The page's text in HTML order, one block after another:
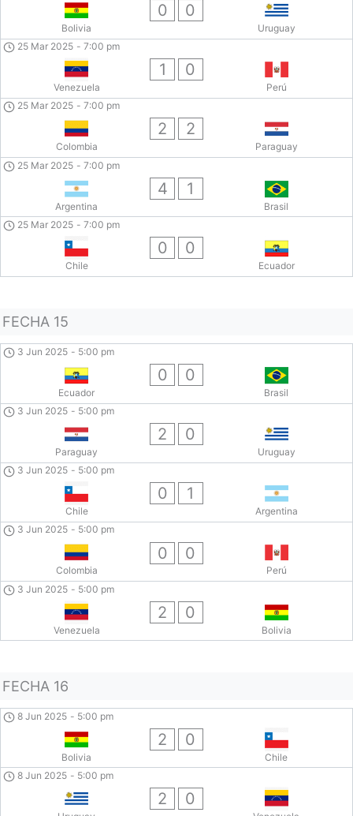
Bolivia
0 0
Uruguay
25 Mar 2025 - 7:00 pm
Venezuela
1 0
Perú
25 Mar 2025 - 7:00 pm
Colombia
2 2
Paraguay
25 Mar 2025 - 7:00 pm
Argentina
4 1
Brasil
25 Mar 2025 - 7:00 pm
Chile
0 0
Ecuador
FECHA 15
3 Jun 2025 - 5:00 pm
Ecuador
0 0
Brasil
3 Jun 2025 - 5:00 pm
Paraguay
2 0
Uruguay
3 Jun 2025 - 5:00 pm
Chile
0 1
Argentina
3 Jun 2025 - 5:00 pm
Colombia
0 0
Perú
3 Jun 2025 - 5:00 pm
Venezuela
2 0
Bolivia
FECHA 16
8 Jun 2025 - 5:00 pm
Bolivia
2 0
Chile
8 Jun 2025 - 5:00 pm
2 0